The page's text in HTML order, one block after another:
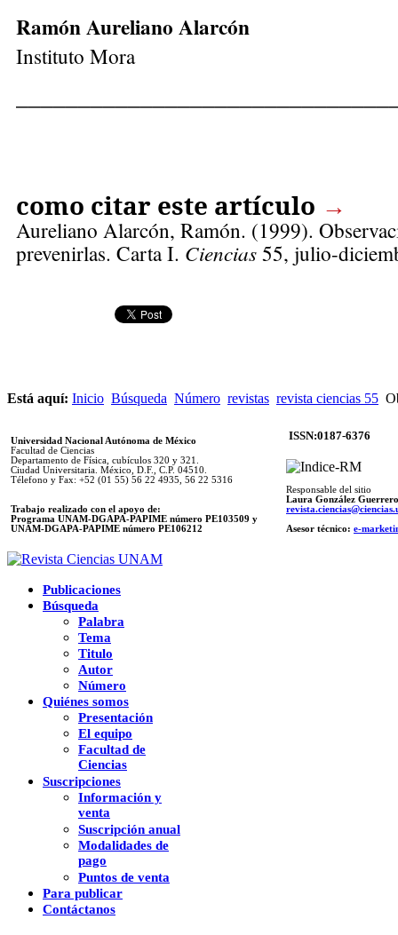
Ramón Aureliano Alarcón
Instituto Mora
como citar este artículo →
Aureliano Alarcón, Ramón. (1999).
prevenirlas. Carta I. Ciencias55, julio-
Está aquí: Inicio Búsqueda Número revistas revista ciencias 55
Universidad Nacional Autónoma de México
Facultad de Ciencias
Departamento de Física, cubículos 320 y 321.
Ciudad Universitaria. México, D.F., C.P. 04510.
Télefono y Fax: +52 (01 55) 56 22 4935, 56 22 5316
Trabajo realizado con el apoyo de:
Programa UNAM-DGAPA-PAPIME número PE103509 y
UNAM-DGAPA-PAPIME número PE106212
ISSN:0187-6376
Responsable del sitio
Laura González Guerrero
Asesor técnico: e-
Publicaciones
Búsqueda
Palabra
Tema
Titulo
Autor
Número
Quiénes somos
Presentación
El equipo
Facultad de
Ciencias
Suscripciones
Información y
venta
Suscripción anual
Modalidades de
pago
Puntos de venta
Para publicar
Contáctanos